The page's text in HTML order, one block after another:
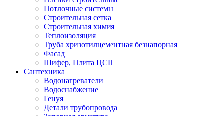
Потлочные системы
Строительная сетка
Строительная химия
Теплоизоляция
Труба хризотилцементная безнапорная
Фасад
Шифер, Плита ЦСП
Сантехника
Водонагреватели
Водоснабжение
Генуя
Детали трубопровода